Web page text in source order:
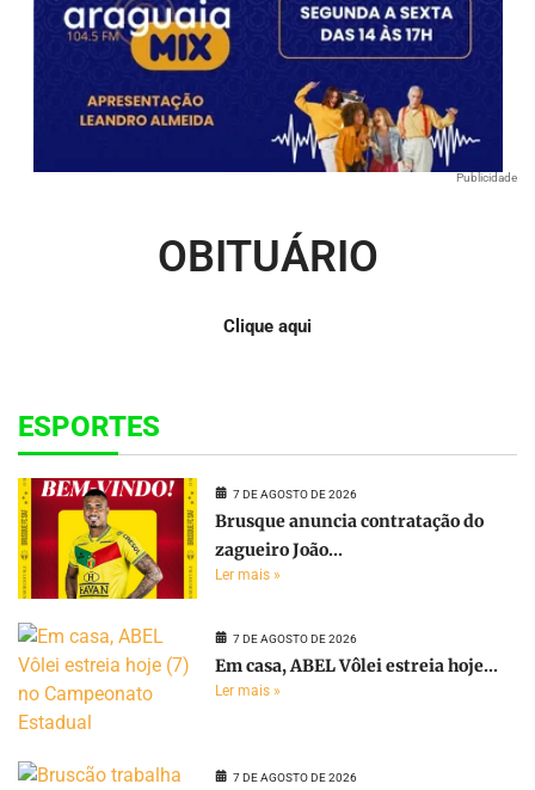
Publicidade
OBITUÁRIO
Clique aqui
ESPORTES
7 DE AGOSTO DE 2026
Brusque anuncia contratação do
zagueiro João...
Ler mais »
7 DE AGOSTO DE 2026
Em casa, ABEL Vôlei estreia hoje...
Ler mais »
7 DE AGOSTO DE 2026